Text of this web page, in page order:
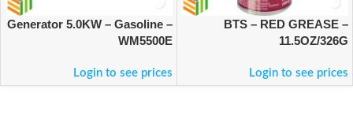
BTS – RED GREASE –
11.5OZ/326G
Login to see prices
Generator 5.0KW – Gasoline –
WM5500E
Login to see prices